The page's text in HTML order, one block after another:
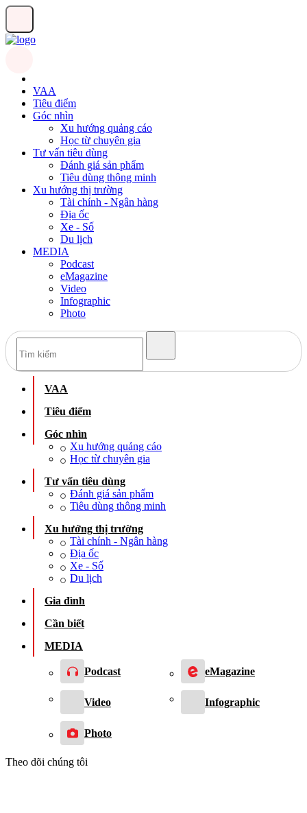
VAA
Tiêu điểm
Góc nhìn
Xu hướng quảng cáo
Học từ chuyên gia
Tư vấn tiêu dùng
Đánh giá sản phẩm
Tiêu dùng thông minh
Xu hướng thị trường
Tài chính - Ngân hàng
Địa ốc
Xe - Số
Du lịch
MEDIA
Podcast
eMagazine
Video
Infographic
Photo
VAA
Tiêu điểm
Góc nhìn
Xu hướng quảng cáo
Học từ chuyên gia
Tư vấn tiêu dùng
Đánh giá sản phẩm
Tiêu dùng thông minh
Xu hướng thị trường
Tài chính - Ngân hàng
Địa ốc
Xe - Số
Du lịch
Gia đình
Cần biết
MEDIA
Podcast eMagazine
Video Infographic
Photo
Theo dõi chúng tôi